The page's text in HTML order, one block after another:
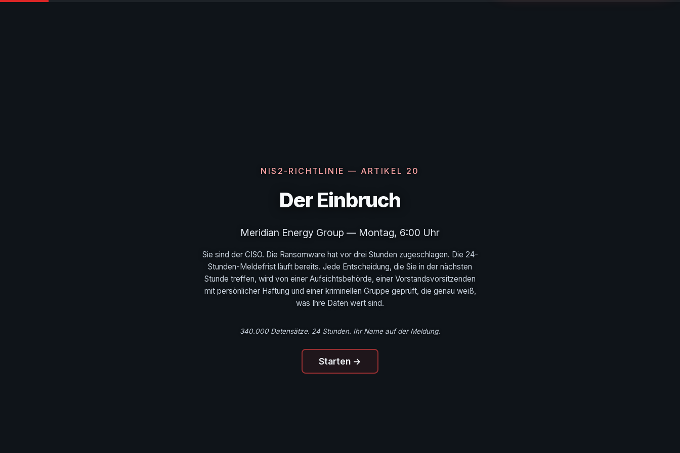
NIS2-RICHTLINIE — ARTIKEL 20
Der Einbruch
Meridian Energy Group — Montag, 6:00 Uhr
Sie sind der CISO. Die Ransomware hat vor drei Stunden zugeschlagen. Die 24-
Stunden-Meldefrist läuft bereits. Jede Entscheidung, die Sie in der nächsten
Stunde treffen, wird von einer Aufsichtsbehörde, einer Vorstandsvorsitzenden
mit persönlicher Haftung und einer kriminellen Gruppe geprüft, die genau weiß,
was Ihre Daten wert sind.
340.000 Datensätze. 24 Stunden. Ihr Name auf der Meldung.
Starten →